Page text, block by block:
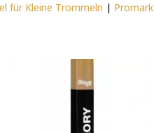
für Kleine Trommeln | Promark